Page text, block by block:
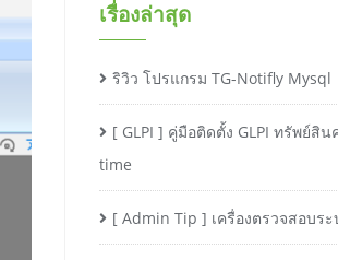
เรื่องล่าสุด
ริวิว โปรแกรม TG-Notifly Mysql
[ GLPI ] คู่มือติดตั้ง GLPI ทรัพย์สิ
time
[ Admin Tip ] เครื่องตรวจสอบร